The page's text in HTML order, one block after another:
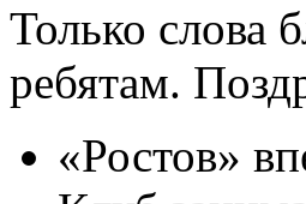
Только слова
ребятам.
«Ростов»